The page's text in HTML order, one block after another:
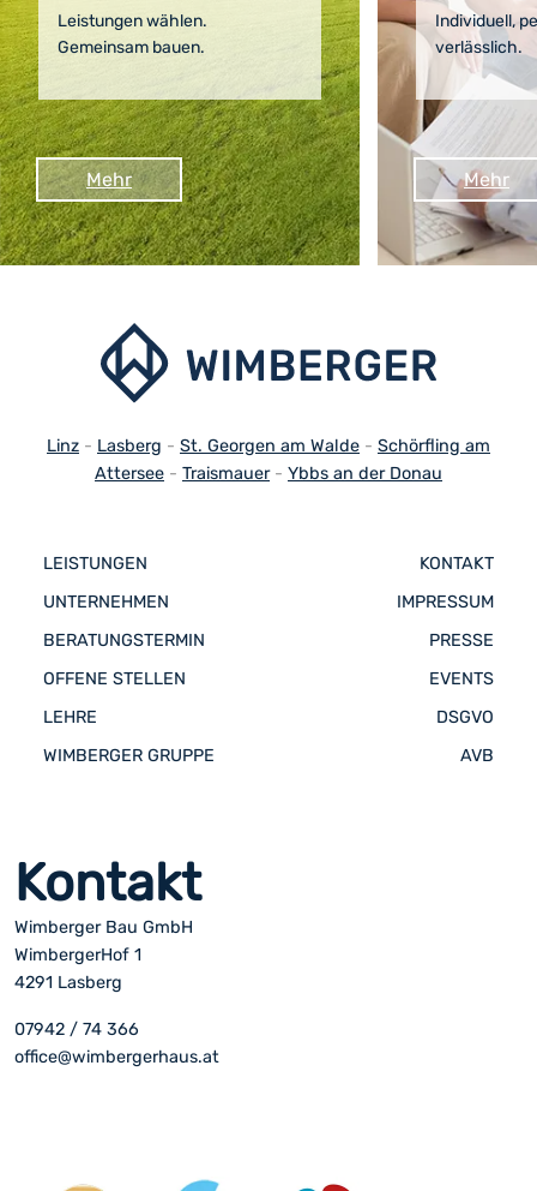
Leistungen wählen.
Gemeinsam bauen.
Mehr
Individuell,
verlässlich.
Mehr
Linz - Lasberg - St. Georgen am Walde - Schörfling am
Attersee - Traismauer- Ybbs an der Donau
LEISTUNGEN
UNTERNEHMEN
BERATUNGSTERMIN
OFFENE STELLEN
LEHRE
WIMBERGER GRUPPE
KONTAKT
IMPRESSUM
PRESSE
EVENTS
DSGVO
AVB
Kontakt
Wimberger Bau GmbH
WimbergerHof 1
4291 Lasberg
07942 / 74 366
office@wimbergerhaus.at